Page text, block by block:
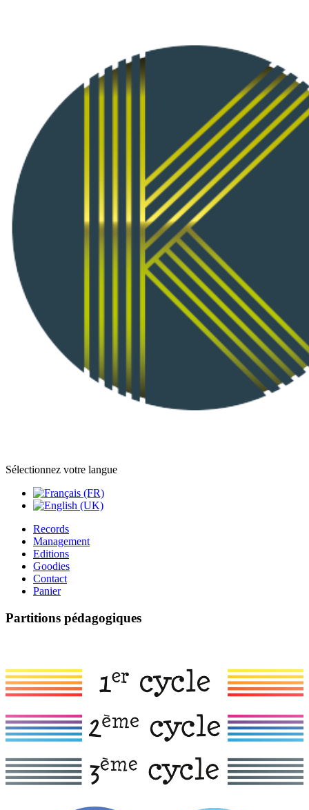
Sélectionnez votre langue
Records
Management
Editions
Goodies
Contact
Panier
Partitions pédagogiques